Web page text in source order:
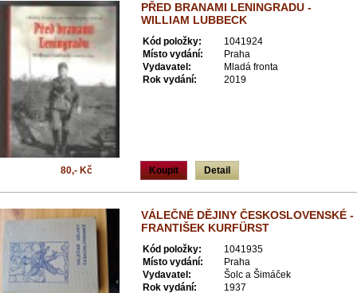
PŘED BRANAMI LENINGRADU -
WILLIAM LUBBECK
Kód položky:
1041924
Místo vydání:
Praha
Vydavatel:
Mladá fronta
Rok vydání:
2019
Koupit Detail
80,- Kč
VÁLEČNÉ DĚJINY ČESKOSLOVENSKÉ -
FRANTIŠEK KURFÜRST
Kód položky:
1041935
Místo vydání:
Praha
Vydavatel:
Šolc a Šimáček
Rok vydání:
1937